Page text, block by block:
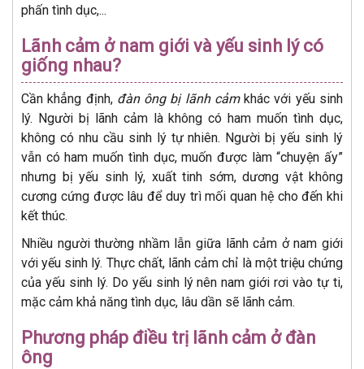
phấn tình dục,...
Lãnh cảm ở nam giới và yếu sinh lý có
giống nhau?
Cần khẳng định, đàn ông bị lãnh cảm khác với yếu sinh
lý. Người bị lãnh cảm là không có ham muốn tình dục,
không có nhu cầu sinh lý tự nhiên. Người bị yếu sinh lý
vẫn có ham muốn tình dục, muốn được làm “chuyện ấy”
nhưng bị yếu sinh lý, xuất tinh sớm, dương vật không
cương cứng được lâu để duy trì mối quan hệ cho đến khi
kết thúc.
Nhiều người thường nhầm lẫn giữa lãnh cảm ở nam giới
với yếu sinh lý. Thực chất, lãnh cảm chỉ là một triệu chứng
của yếu sinh lý. Do yếu sinh lý nên nam giới rơi vào tự ti,
mặc cảm khả năng tình dục, lâu dần sẽ lãnh cảm.
Phương pháp điều trị lãnh cảm ở đàn
ông